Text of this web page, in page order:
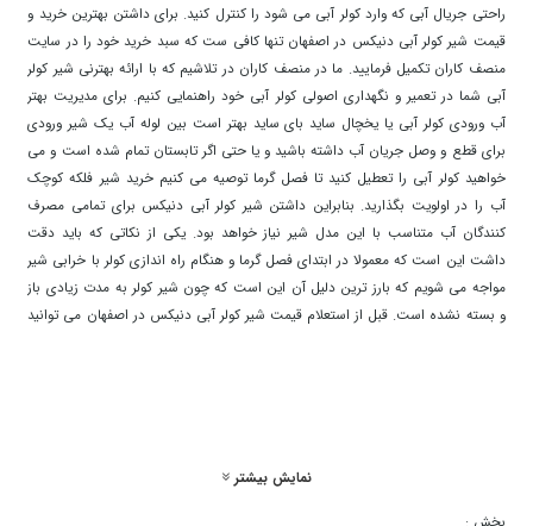
راحتی جریال آبی که وارد کولر آبی می شود را کنترل کنید. برای داشتن بهترین خرید و
قیمت شیر کولر آبی دنیکس در اصفهان تنها کافی ست که سبد خرید خود را در سایت
منصف کاران تکمیل فرمایید. ما در منصف کاران در تلاشیم که با ارائه بهترنی شیر کولر
آبی شما در تعمیر و نگهداری اصولی کولر آبی خود راهنمایی کنیم. برای مدیریت بهتر
آب ورودی کولر آبی یا یخچال ساید بای ساید بهتر است بین لوله آب یک شیر ورودی
برای قطع و وصل جریان آب داشته باشید و یا حتی اگر تابستان تمام شده است و می
خواهید کولر آبی را تعطیل کنید تا فصل گرما توصیه می کنیم خرید شیر فلکه کوچک
آب را در اولویت بگذارید. بنابراین داشتن شیر کولر آبی دنیکس برای تمامی مصرف
کنندگان آب متناسب با این مدل شیر نیاز خواهد بود. یکی از نکاتی که باید دقت
داشت این است که معمولا در ابتدای فصل گرما و هنگام راه اندازی کولر با خرابی شیر
مواجه می شویم که بارز ترین دلیل آن این است که چون شیر کولر به مدت زیادی باز
و بسته نشده است. قبل از استعلام قیمت شیر کولر آبی دنیکس در اصفهان می توانید
سایت منصف کاران در بسیاری از مراکز مهم و حساس از جمله شرکت های آب و
نمایش بیشتر